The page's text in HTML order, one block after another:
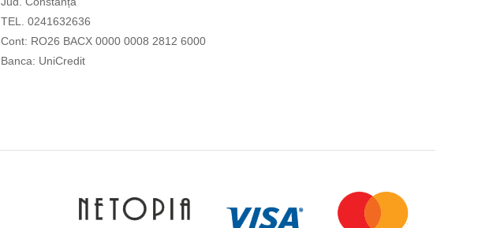
TEL. 0241632636
Cont: RO26 BACX 0000 0008 2812 6000
Banca: UniCredit